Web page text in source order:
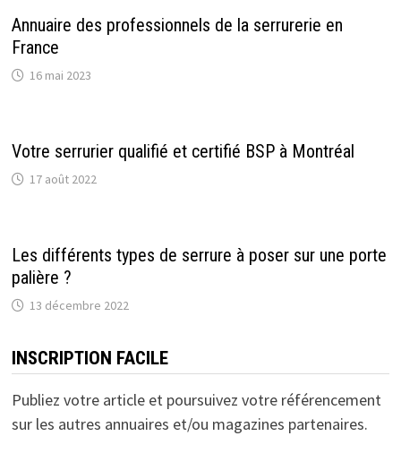
Annuaire des professionnels de la serrurerie en
France
16 mai 2023
Votre serrurier qualifié et certifié BSP à Montréal
17 août 2022
Les différents types de serrure à poser sur une porte
palière ?
13 décembre 2022
INSCRIPTION FACILE
Publiez votre article et poursuivez votre référencement
sur les autres annuaires et/ou magazines partenaires.